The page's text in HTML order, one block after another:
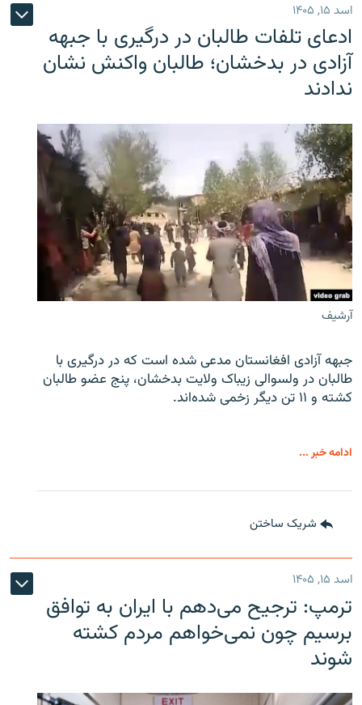
اسد ۱۵, ۱۴۰۵
ادعای تلفات طالبان در درگیری با جبهه
آزادی در بدخشان؛ طالبان واکنش نشان
ندادند
آرشیف
جبهه آزادی افغانستان مدعی شده است که در درگیری با
طالبان در ولسوالی زیباک ولایت بدخشان، پنج عضو طالبان
کشته و ۱۱ تن دیگر زخمی شده‌اند.
ادامه خبر ...
شریک ساختن
اسد ۱۵, ۱۴۰۵
ترمپ: ترجیح می‌دهم با ایران به توافق
برسیم چون نمی‌خواهم مردم کشته
شوند